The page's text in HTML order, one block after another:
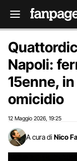
Napoli:
15enne,
omicidio
12 Maggio 2026 19:25
A cura di Nico